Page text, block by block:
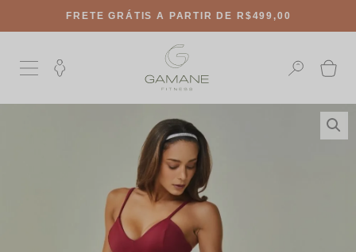
FRETE GRÁTIS A PARTIR DE R$499,00